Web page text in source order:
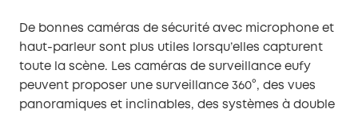
De bonnes caméras de sécurité avec microphone et
haut-parleur sont plus utiles lorsqu’elles capturent
toute la scène. Les caméras de surveillance eufy
peuvent proposer une surveillance 360°, des vues
panoramiques et inclinables, des systèmes à double